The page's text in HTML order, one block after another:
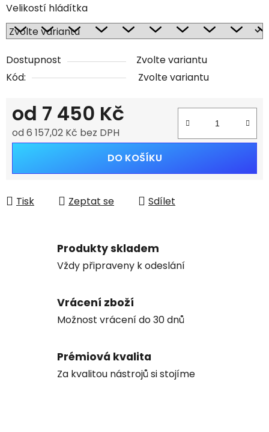
Velikostí hládítka
Dostupnost
Zvolte variantu
Kód:
Zvolte variantu
od 7 450 Kč
od6 157,02 Kč bez DPH
DO KOŠÍKU
Tisk Zeptat se Sdílet
Produkty skladem
Vždy připraveny k odeslání
Vrácení zboží
Možnost vrácení do 30 dnů
Prémiová kvalita
Za kvalitou nástrojů si stojíme